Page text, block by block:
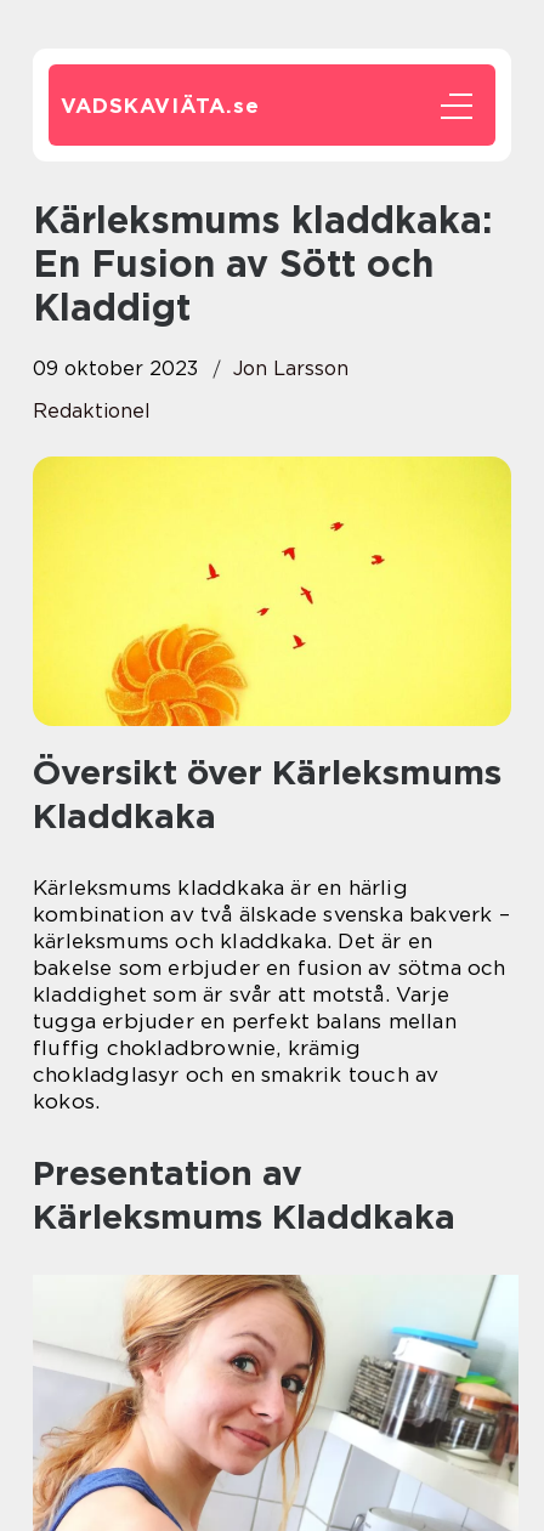
VADSKAVIÄTA.se
Kärleksmums kladdkaka:
En Fusion av Sött och
Kladdigt
09 oktober 2023
Jon Larsson
Redaktionel
Översikt över Kärleksmums
Kladdkaka
Kärleksmums kladdkaka är en härlig
kombination av två älskade svenska bakverk –
kärleksmums och kladdkaka. Det är en
bakelse som erbjuder en fusion av sötma och
kladdighet som är svår att motstå. Varje
tugga erbjuder en perfekt balans mellan
fluffig chokladbrownie, krämig
chokladglasyr och en smakrik touch av
kokos.
Presentation av
Kärleksmums Kladdkaka